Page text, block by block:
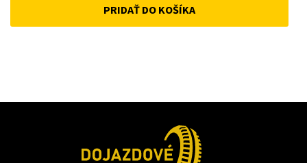
was: is:
PRIDAŤ DO KOŠÍKA